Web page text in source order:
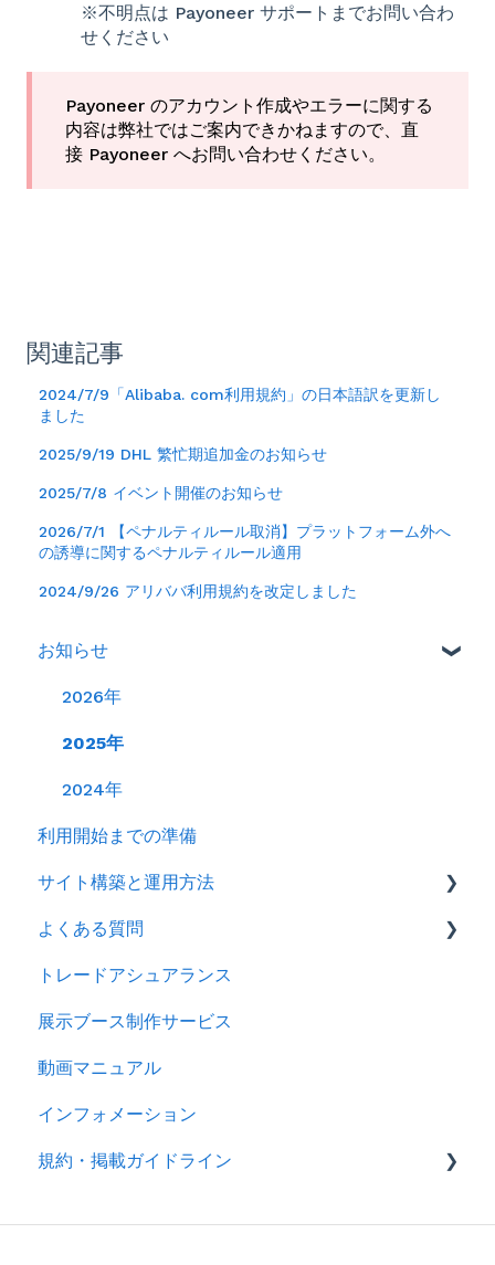
※不明点は Payoneer サポートまでお問い合わ
せください
Payoneer のアカウント作成やエラーに関する
内容は弊社ではご案内できかねますので、直
接 Payoneer へお問い合わせください。
関連記事
2024/7/9「Alibaba. com利用規約」の日本語訳を更新し
ました
2025/9/19 DHL 繁忙期追加金のお知らせ
2025/7/8 イベント開催のお知らせ
2026/7/1 【ペナルティルール取消】プラットフォーム外へ
の誘導に関するペナルティルール適用
2024/9/26 アリババ利用規約を改定しました
お知らせ
2026年
2025年
2024年
利用開始までの準備
サイト構築と運用方法
会社情報を登録する
製品ページ登録の準備をする
製品ページを登録する
バイヤーからのメッセージに返信する
RFQを使ってバイヤーに売り込む
キーワード広告を利用する
よくある質問
ログイン
アカウント
製品情報
メッセージ
RFQ
トレードアシュアランス
展示ブース制作サービス
動画マニュアル
インフォメーション
規約・掲載ガイドライン